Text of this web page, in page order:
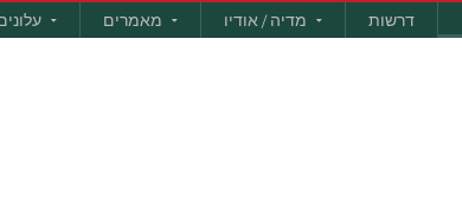
מאמרים מדיה / אודיו דרשות